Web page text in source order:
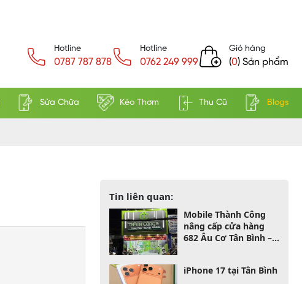
Hotline
0787 787 878
Hotline
0762 249 999
Giỏ hàng
(0) Sản phẩm
Sửa Chữa Kèo Thơm Thu Cũ Blogs
Tin liên quan:
Mobile Thành Công
nâng cấp cửa hàng
682 Âu Cơ Tân Bình –
iPhone 17 tại Tân Bình